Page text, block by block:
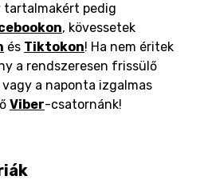
tartalmakért pedig
, kövessetek
és Tiktokon! Ha nem éritek
a rendszeresen frissülő
a naponta izgalmas
Viber-csatornánk!